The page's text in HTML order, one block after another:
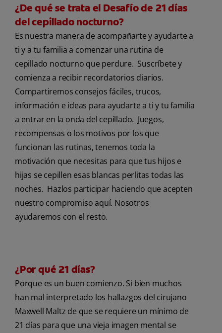
¿De qué se trata el Desafío de 21 días
del cepillado nocturno?
Es nuestra manera de acompañarte y ayudarte a
ti y a tu familia a comenzar una rutina de
cepillado nocturno que perdure. Suscríbete y
comienza a recibir recordatorios diarios.
Compartiremos consejos fáciles, trucos,
información e ideas para ayudarte a ti y tu familia
a entrar en la onda del cepillado. Juegos,
recompensas o los motivos por los que
funcionan las rutinas, tenemos toda la
motivación que necesitas para que tus hijos e
hijas se cepillen esas blancas perlitas todas las
noches. Hazlos participar haciendo que acepten
nuestro compromiso aquí. Nosotros
ayudaremos con el resto.
¿Por qué 21 días?
Porque es un buen comienzo. Si bien muchos
han mal interpretado los hallazgos del cirujano
Maxwell Maltz de que se requiere un mínimo de
21 días para que una vieja imagen mental se